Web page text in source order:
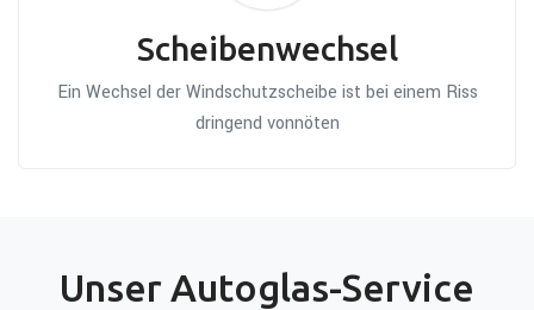
Scheibenwechsel
Ein Wechsel der Windschutzscheibe ist bei einem Riss
dringend vonnöten
Unser Autoglas-Service